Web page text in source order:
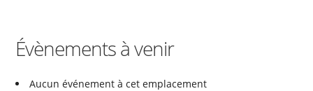
Évènements à venir
Aucun événement à cet emplacement